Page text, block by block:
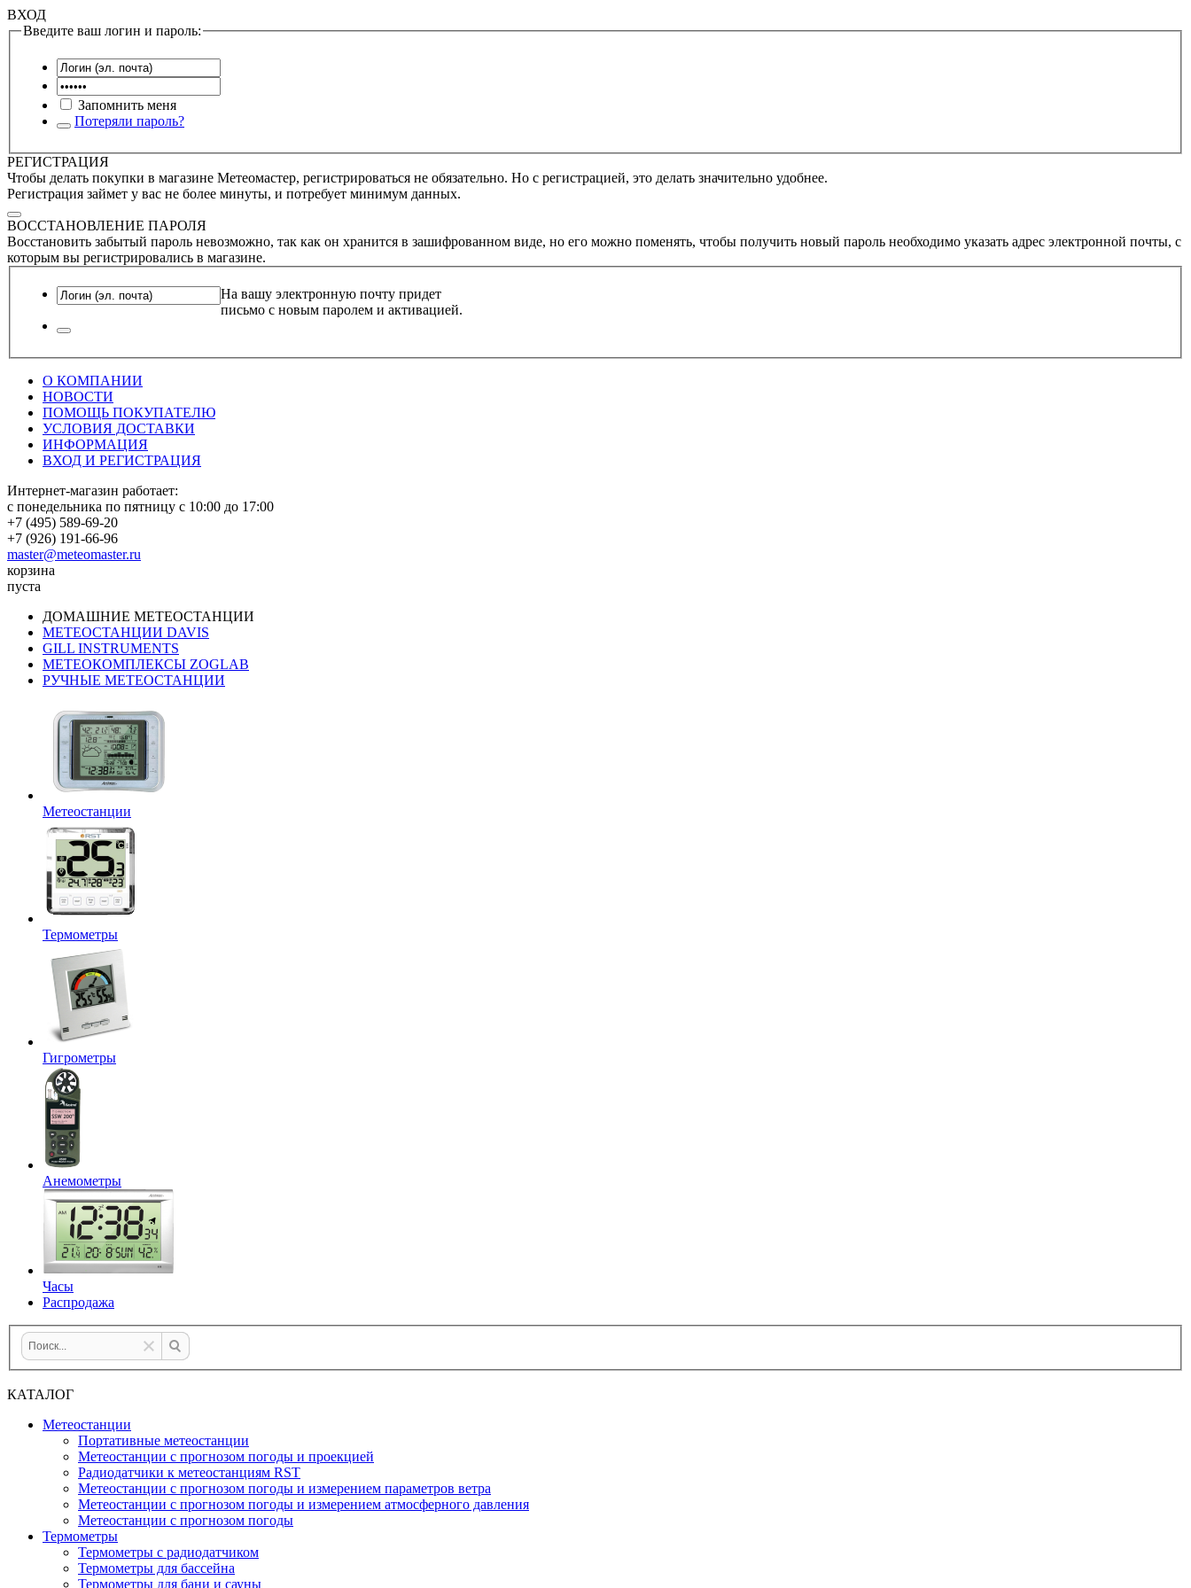
ВХОД
Введите ваш логин и пароль:
Запомнить меня
Потеряли пароль?
РЕГИСТРАЦИЯ
Чтобы делать покупки в магазине Метеомастер, регистрироваться не обязательно. Но с регистрацией, это делать значительно удобнее.
Регистрация займет у вас не более минуты, и потребует минимум данных.
ВОССТАНОВЛЕНИЕ ПАРОЛЯ
Восстановить забытый пароль невозможно, так как он хранится в зашифрованном виде, но его можно поменять, чтобы получить новый пароль необходимо указать адрес электронной почты, с
которым вы регистрировались в магазине.
На вашу электронную почту придет
письмо с новым паролем и активацией.
О КОМПАНИИ
НОВОСТИ
ПОМОЩЬ ПОКУПАТЕЛЮ
УСЛОВИЯ ДОСТАВКИ
ИНФОРМАЦИЯ
ВХОД И РЕГИСТРАЦИЯ
Интернет-магазин работает:
с понедельника по пятницу с 10:00 до 17:00
+7 (495) 589-69-20
+7 (926) 191-66-96
master@meteomaster.ru
корзина
пуста
ДОМАШНИЕ МЕТЕОСТАНЦИИ
МЕТЕОСТАНЦИИ DAVIS
GILL INSTRUMENTS
МЕТЕОКОМПЛЕКСЫ ZOGLAB
РУЧНЫЕ МЕТЕОСТАНЦИИ
Метеостанции
Термометры
Гигрометры
Анемометры
Часы
Распродажа
КАТАЛОГ
Метеостанции
Портативные метеостанции
Метеостанции с прогнозом погоды и проекцией
Радиодатчики к метеостанциям RST
Метеостанции с прогнозом погоды и измерением параметров ветра
Метеостанции с прогнозом погоды и измерением атмосферного давления
Метеостанции с прогнозом погоды
Термометры
Термометры с радиодатчиком
Термометры для бассейна
Термометры для бани и сауны